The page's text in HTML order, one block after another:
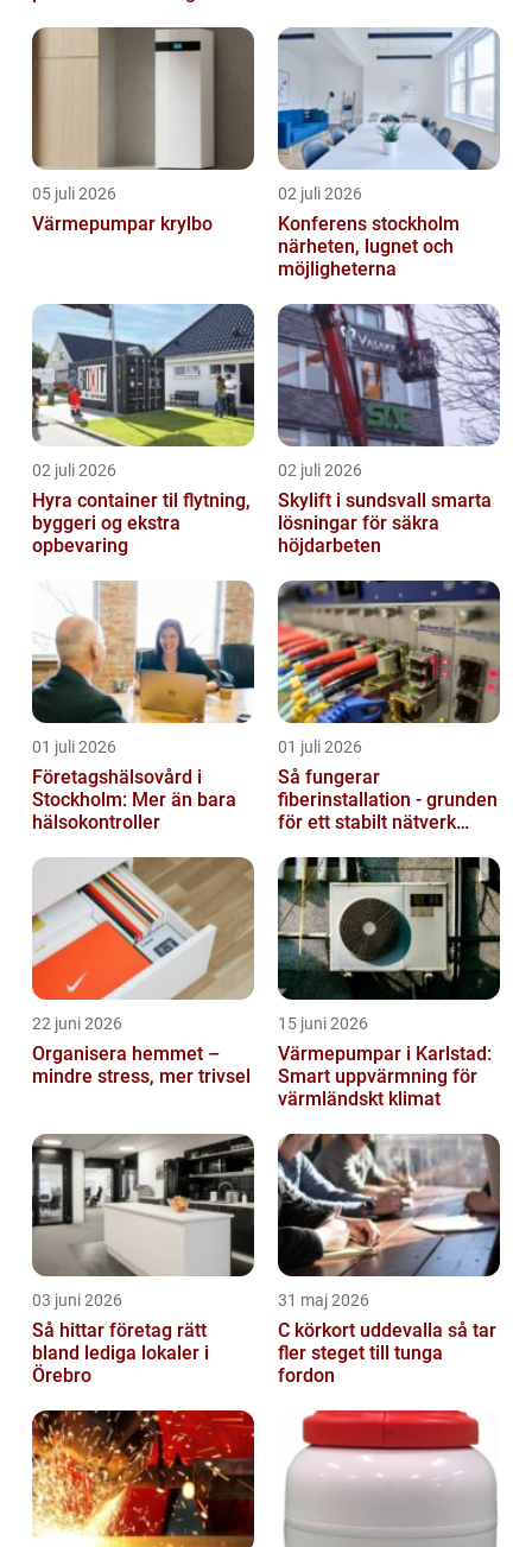
05 juli 2026
Värmepumpar krylbo
02 juli 2026
Konferens stockholm
närheten, lugnet och
möjligheterna
02 juli 2026
Hyra container til flytning,
byggeri og ekstra
opbevaring
02 juli 2026
Skylift i sundsvall smarta
lösningar för säkra
höjdarbeten
01 juli 2026
Företagshälsovård i
Stockholm: Mer än bara
hälsokontroller
01 juli 2026
Så fungerar
fiberinstallation - grunden
för ett stabilt nätverk
22 juni 2026
Organisera hemmet –
mindre stress, mer trivsel
15 juni 2026
Värmepumpar i Karlstad:
Smart uppvärmning för
värmländskt klimat
03 juni 2026
Så hittar företag rätt
bland lediga lokaler i
Örebro
31 maj 2026
C körkort uddevalla så tar
fler steget till tunga
fordon